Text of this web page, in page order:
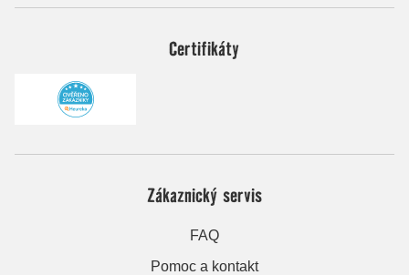
Certifikáty
Zákaznický servis
FAQ
Pomoc a kontakt